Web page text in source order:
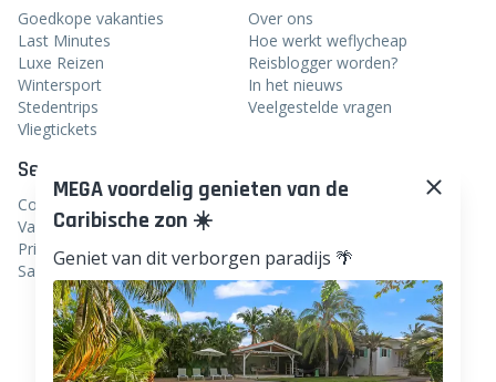
Goedkope vakanties
Last Minutes
Luxe Reizen
Wintersport
Stedentrips
Vliegtickets
Over ons
Hoe werkt weflycheap
Reisblogger worden?
In het nieuws
Veelgestelde vragen
Service
Contact
Vacatures
Privacy
Samenwerken
Linkedin
TikTok
Pinterest
MEGA voordelig genieten van de
Caribische zon ☀️
Geniet van dit verborgen paradijs 🌴